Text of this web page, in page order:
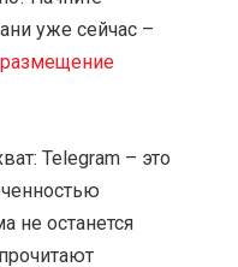
уже сейчас –
размещение
Telegram – это
не останется